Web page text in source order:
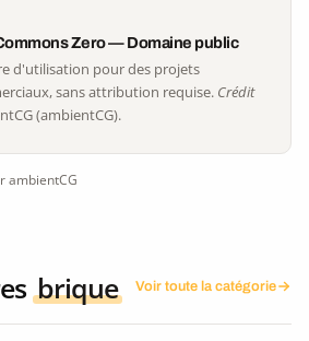
Zero — Domaine public
d'utilisation pour des projets
sans attribution requise. Crédit
(ambientCG).
ambientCG
brique Voir toute la catégorie